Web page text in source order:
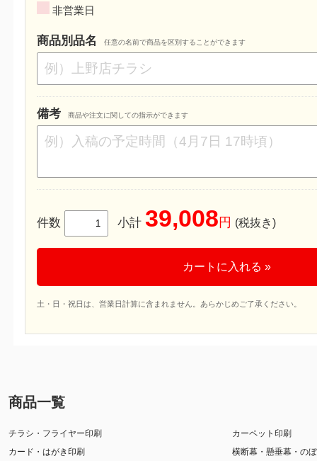
非営業日
商品別品名 任意の名前で商品を区別することができます
備考 商品や注文に関しての指示ができます
件数 小計39,008 円 (税抜き)
カートに入れる »
土・日・祝日は、営業日計算に含まれません。あらかじめご了承ください。
商品一覧
チラシ・フライヤー印刷
カード・はがき印刷
カーペット印刷
横断幕・懸垂幕・の